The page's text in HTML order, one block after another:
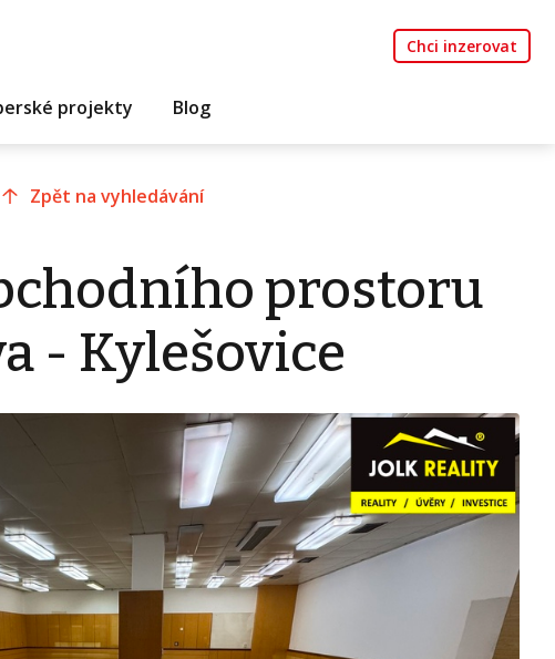
Chci inzerovat
projekty Blog
Zpět na vyhledávání
prostoru
- Kylešovice